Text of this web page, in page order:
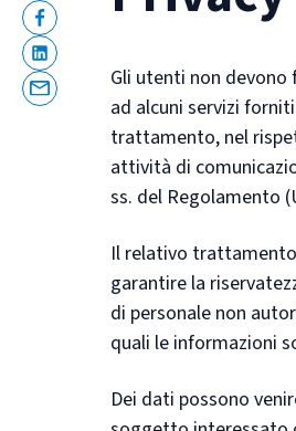
Facebook
Linkedin
Email
Gli utenti non
ad alcuni servizi
trattamento, nel
attività di
ss. del Regolamento
Il relativo
garantire la
di personale non
quali le informazioni
Dei dati possono